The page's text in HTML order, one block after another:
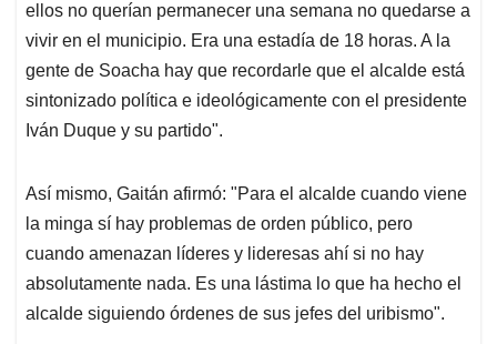
ellos no querían permanecer una semana no quedarse a
vivir en el municipio. Era una estadía de 18 horas. A la
gente de Soacha hay que recordarle que el alcalde está
sintonizado política e ideológicamente con el presidente
Iván Duque y su partido".
Así mismo, Gaitán afirmó: "Para el alcalde cuando viene
la minga sí hay problemas de orden público, pero
cuando amenazan líderes y lideresas ahí si no hay
absolutamente nada. Es una lástima lo que ha hecho el
alcalde siguiendo órdenes de sus jefes del uribismo".